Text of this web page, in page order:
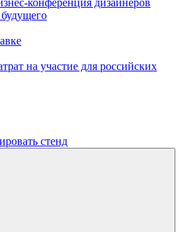
конференция дизайнеров
на участие для российских
стенд